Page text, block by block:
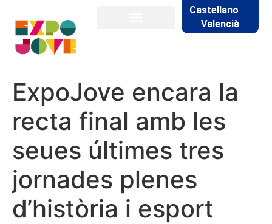
Castellano
Valencià
ExpoJove encara la
recta final amb les
seues últimes tres
jornades plenes
d’història i esport